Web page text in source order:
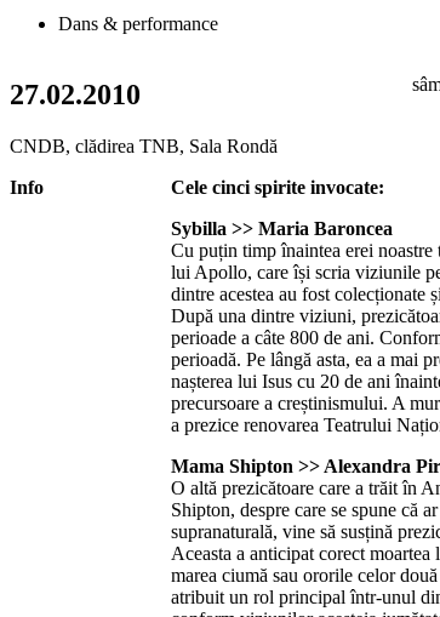
Dans & performance
27.02.2010
CNDB, clădirea TNB, Sala Rondă
Info
Cele cinci spirite invocate:
Sybilla >> Maria Baroncea
Cu puțin timp înaintea erei noastre
lui Apollo, care își scria viziunile
dintre acestea au fost colecționate
După una dintre viziuni,
perioade a câte 800 de ani.
perioadă. Pe lângă asta, ea a mai
nașterea lui Isus cu 20 de ani
precursoare a creștinismului. A
a prezice renovarea Teatrului
Mama Shipton >> Alexandra
O altă prezicătoare care a trăit în
Shipton, despre care se spune că
supranaturală, vine să susțină
Aceasta a anticipat corect
marea ciumă sau ororile celor
atribuit un rol principal într-unul